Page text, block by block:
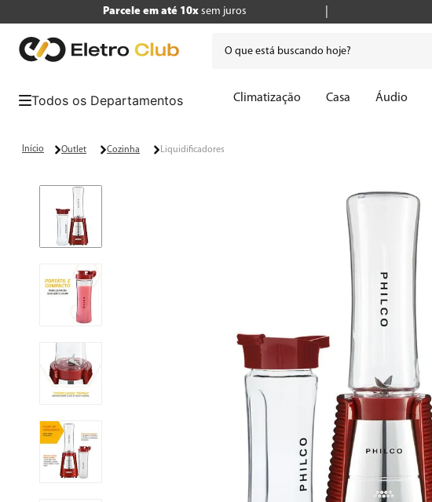
Parcele em até 10xsem juros
Climatização Casa Áudio
Outlet Cozinha Liquidificadores
9
10 ventilador